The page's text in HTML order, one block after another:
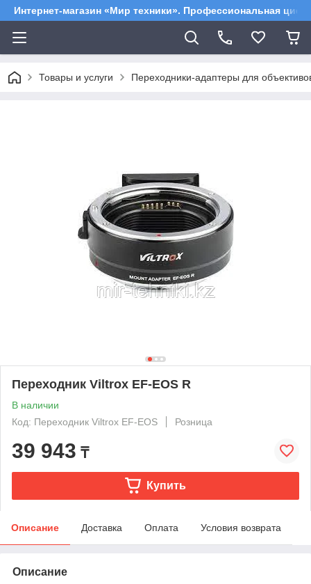
Интернет-магазин «Мир техники». Профессиональная
Товары и услуги Переходники-адаптеры для
Переходник Viltrox EF-EOS R
В наличии
Код: Переходник Viltrox EF-EOS
Розница
39 943 ₸
Купить
Описание Доставка Оплата Условия возврата
Описание